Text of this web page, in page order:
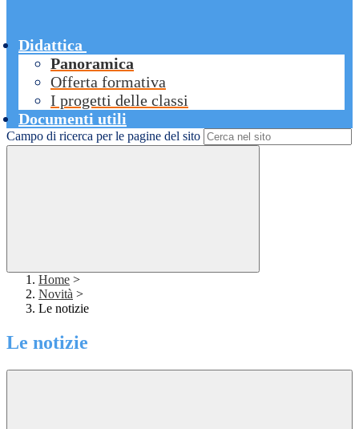
Didattica
Panoramica
Offerta formativa
I progetti delle classi
Documenti utili
Campo di ricerca per le pagine del sito
Home >
Novità >
Le notizie
Le notizie